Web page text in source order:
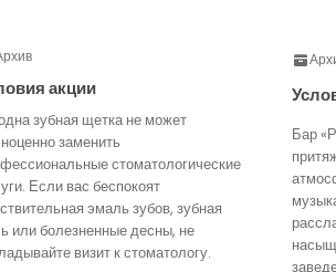
акции
зубная щетка не может
заменить
стоматологические
Если вас беспокоят
эмаль зубов, зубная
или болезненные десны, не
визит к стоматологу.
Бар